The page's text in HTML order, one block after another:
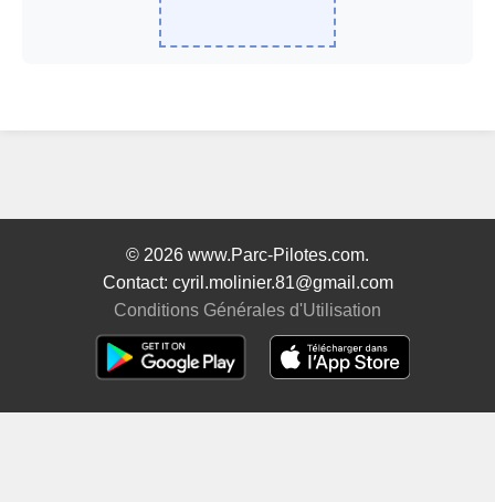
© 2026 www.Parc-Pilotes.com.
Contact: cyril.molinier.81@gmail.com
Conditions Générales d'Utilisation